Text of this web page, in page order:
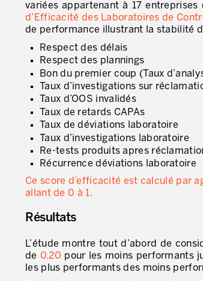
variées appartenant à 17
d’Efficacité des Laboratoires de
de performance illustrant la stabilité
Respect des délais
Respect des plannings
Bon du premier coup (Taux
Taux d’investigations sur
Taux d’OOS invalidés
Taux de retards CAPAs
Taux de déviations laboratoire
Taux d’investigations laboratoire
Re-tests produits apres
Récurrence déviations laboratoire
Ce score d’efficacité est calculé par
allant de 0 à 1.
Résultats
L’étude montre tout d’abord de
de 0.20 pour les moins performants
les plus performants des moins